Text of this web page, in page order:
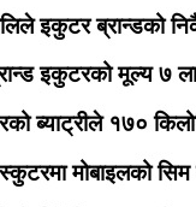
इकुटर ब्रान्डको
इकुटरको मूल्य ७
ब्याट्रीले १७०
मोबाइलको सिम